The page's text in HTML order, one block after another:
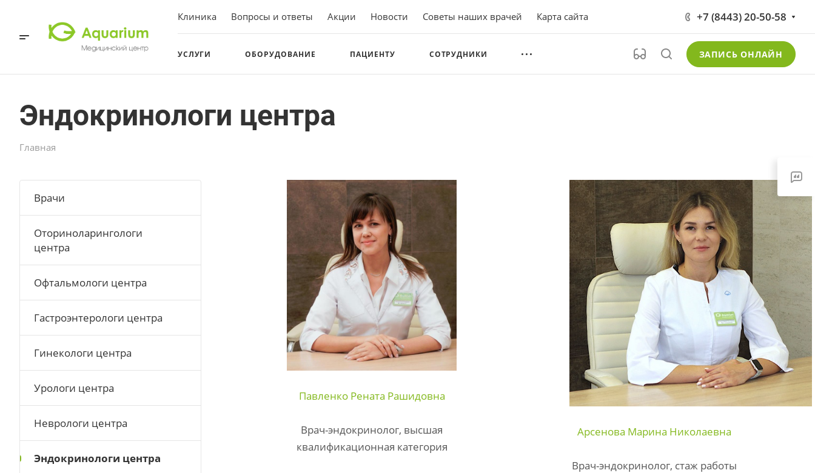
Клиника Вопросы и ответы Акции Новости Советы наших врачей Карта сайта +7 (8443) 20-50-58
УСЛУГИ ОБОРУДОВАНИЕ ПАЦИЕНТУ СОТРУДНИКИ ЗАПИСЬ ОНЛАЙН
Эндокринологи центра
Главная
Павленко Рената Рашидовна
Врач-эндокринолог, высшая
квалификационная категория
Арсенова Марина Николаевна
Врач-эндокринолог, стаж работы
Врачи
Оториноларингологи
центра
Офтальмологи центра
Гастроэнтерологи центра
Гинекологи центра
Урологи центра
Неврологи центра
Эндокринологи центра